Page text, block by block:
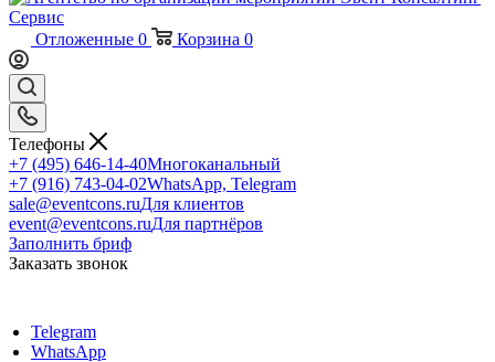
Отложенные 0 Корзина 0
Телефоны
+7 (495) 646-14-40Многоканальный
+7 (916) 743-04-02WhatsApp, Telegram
sale@eventcons.ruДля клиентов
event@eventcons.ruДля партнёров
Заполнить бриф
Заказать звонок
Telegram
WhatsApp